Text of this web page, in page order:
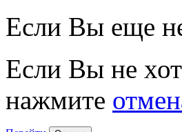
Если Вы еще
Если Вы не
нажмите